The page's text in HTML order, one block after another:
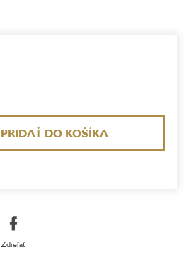
PRIDAŤ DO KOŠÍKA
Zdieľať